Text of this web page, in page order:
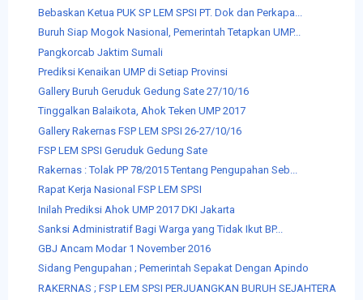
Bebaskan Ketua PUK SP LEM SPSI PT. Dok dan Perkapa...
Buruh Siap Mogok Nasional, Pemerintah Tetapkan UMP...
Pangkorcab Jaktim Sumali
Prediksi Kenaikan UMP di Setiap Provinsi
Gallery Buruh Geruduk Gedung Sate 27/10/16
Tinggalkan Balaikota, Ahok Teken UMP 2017
Gallery Rakernas FSP LEM SPSI 26-27/10/16
FSP LEM SPSI Geruduk Gedung Sate
Rakernas : Tolak PP 78/2015 Tentang Pengupahan Seb...
Rapat Kerja Nasional FSP LEM SPSI
Inilah Prediksi Ahok UMP 2017 DKI Jakarta
Sanksi Administratif Bagi Warga yang Tidak Ikut BP...
GBJ Ancam Modar 1 November 2016
Sidang Pengupahan ; Pemerintah Sepakat Dengan Apindo
RAKERNAS ; FSP LEM SPSI PERJUANGKAN BURUH SEJAHTERA